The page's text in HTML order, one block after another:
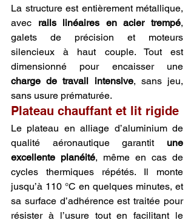
La structure est entièrement métallique,
avec rails linéaires en acier trempé,
galets de précision et moteurs
silencieux à haut couple. Tout est
charge de travail intensive, sans jeu,
sans usure prématurée.
Plateau chauffant et lit rigide
Le plateau en alliage d’aluminium de
qualité aéronautique garantit une
excellente planéité, même en cas de
cycles thermiques répétés. Il monte
jusqu’à 110 °C en quelques minutes, et
sa surface d’adhérence est traitée pour
résister à l’usure tout en facilitant le